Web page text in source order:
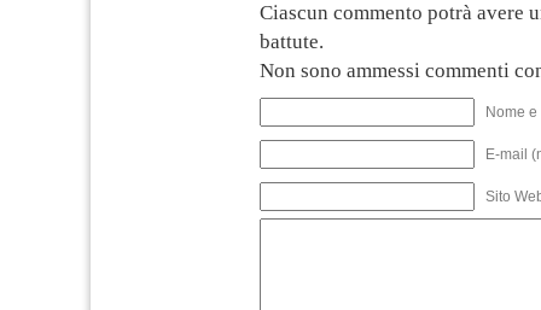
Ciascun commento potrà avere
battute.
Non sono ammessi commenti
Nome
E-mail
Sito